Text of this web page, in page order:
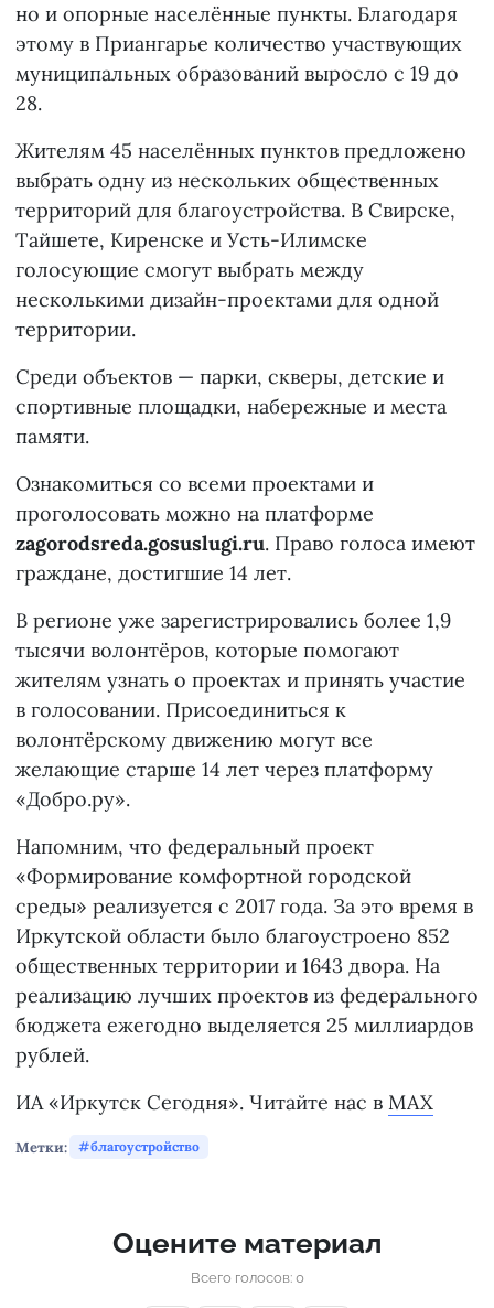
но и опорные населённые пункты. Благодаря
этому в Приангарье количество участвующих
муниципальных образований выросло с 19 до
28.
Жителям 45 населённых пунктов предложено
выбрать одну из нескольких общественных
территорий для благоустройства. В Свирске,
Тайшете, Киренске и Усть-Илимске
голосующие смогут выбрать между
несколькими дизайн-проектами для одной
территории.
Среди объектов — парки, скверы, детские и
спортивные площадки, набережные и места
памяти.
Ознакомиться со всеми проектами и
проголосовать можно на платформе
zagorodsreda.gosuslugi.ru. Право голоса имеют
граждане, достигшие 14 лет.
В регионе уже зарегистрировались более 1,9
тысячи волонтёров, которые помогают
жителям узнать о проектах и принять участие
в голосовании. Присоединиться к
волонтёрскому движению могут все
желающие старше 14 лет через платформу
«Добро.ру».
Напомним, что федеральный проект
«Формирование комфортной городской
среды» реализуется с 2017 года. За это время в
Иркутской области было благоустроено 852
общественных территории и 1643 двора. На
реализацию лучших проектов из федерального
бюджета ежегодно выделяется 25 миллиардов
рублей.
ИА «Иркутск Сегодня». Читайте нас в MAX
Метки: благоустройство
Оцените материал
Всего голосов: 0